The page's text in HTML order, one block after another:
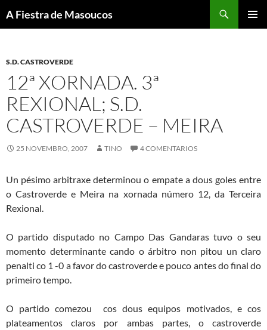
aoA Fiestra de Masoucos
S.D. CASTROVERDE
12ª XORNADA. 3ª
REXIONAL; S.D.
CASTROVERDE – MEIRA
25 NOVEMBRO, 2007 TINO 4 COMENTARIOS
Un pésimo arbitraxe determinou o empate a dous goles entre
o Castroverde e Meira na xornada número 12, da Terceira
Rexional.
O partido disputado no Campo Das Gandaras tuvo o seu
momento determinante cando o árbitro non pitou un claro
penalti co 1 -0 a favor do castroverde e pouco antes do final do
primeiro tempo.
O partido comezou cos dous equipos motivados, e cos
plateamentos claros por ambas partes, o castroverde